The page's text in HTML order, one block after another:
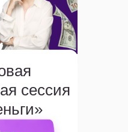
сессия